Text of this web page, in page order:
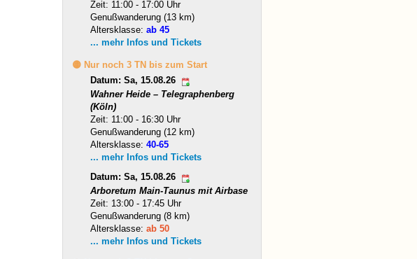
Zeit: 11:00 - 17:00 Uhr
Genußwanderung (13 km)
Altersklasse:ab 45
... mehr Infos und Tickets
🟡 Nur noch 3 TN bis zum Start
Datum: Sa, 15.08.26
Wahner Heide – Telegraphenberg
(Köln)
Zeit: 11:00 - 16:30 Uhr
Genußwanderung (12 km)
Altersklasse:40-65
... mehr Infos und Tickets
Datum: Sa, 15.08.26
Arboretum Main-Taunus mit Airbase
Zeit: 13:00 - 17:45 Uhr
Genußwanderung (8 km)
Altersklasse:ab 50
... mehr Infos und Tickets